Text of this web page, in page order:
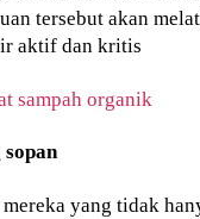
tersebut akan
aktif dan kritis
sampah organik
yang tidak